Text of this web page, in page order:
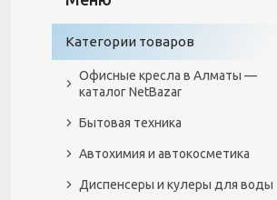
Категории товаров
Офисные кресла в Алматы —
каталог NetBazar
Бытовая техника
Автохимия и автокосметика
Диспенсеры и кулеры для воды